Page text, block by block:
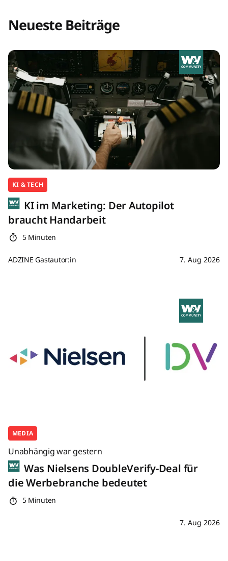
Neueste Beiträge
KI & TECH
KI im Marketing: Der Autopilot
braucht Handarbeit
5 Minuten
ADZINE Gastautor:in 7. Aug 2026
MEDIA
Unabhängig war gestern
Was Nielsens DoubleVerify-Deal für
die Werbebranche bedeutet
5 Minuten
7. Aug 2026